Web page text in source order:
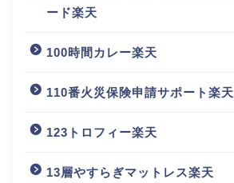
ード楽天
100時間カレー楽天
110番火災保険申請サポート楽天
123トロフィー楽天
13層やすらぎマットレス楽天